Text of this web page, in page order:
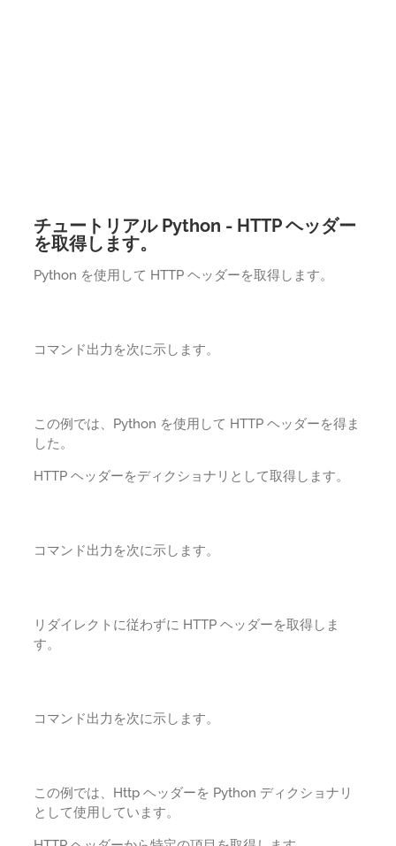
チュートリアル Python - HTTP ヘッダー
を取得します。
Python を使用して HTTP ヘッダーを取得します。
コマンド出力を次に示します。
この例では、Python を使用して HTTP ヘッダーを得ま
した。
HTTP ヘッダーをディクショナリとして取得します。
コマンド出力を次に示します。
リダイレクトに従わずに HTTP ヘッダーを取得しま
す。
コマンド出力を次に示します。
この例では、Http ヘッダーを Python ディクショナリ
として使用しています。